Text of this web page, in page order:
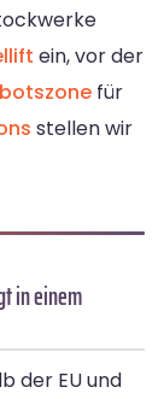
ein, vor der
für
stellen wir
in einem
der EU und